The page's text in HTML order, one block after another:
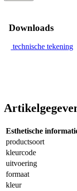
Downloads
technische tekening
Esthetische
productsoort
kleurcode
uitvoering
formaat
kleur